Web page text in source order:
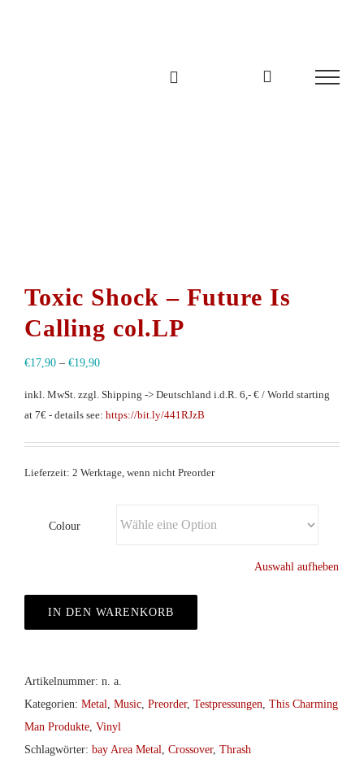
Toxic Shock – Future Is
Calling col.LP
€17,90 – €19,90
inkl. MwSt. zzgl. Shipping -> Deutschland i.d.R. 6,- € / World starting
at 7€ - details see: https://bit.ly/441RJzB
Lieferzeit: 2 Werktage, wenn nicht Preorder
Colour
Auswahl aufheben
IN DEN WARENKORB
Artikelnummer: n. a.
Kategorien: Metal Music Preorder, Testpressungen This Charming
Man Produkte Vinyl
Schlagwörter: bay Area Metal Crossover, Thrash